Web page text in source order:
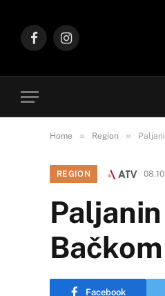
FacebookInstagram
Home » Region »
REGION
Facebook